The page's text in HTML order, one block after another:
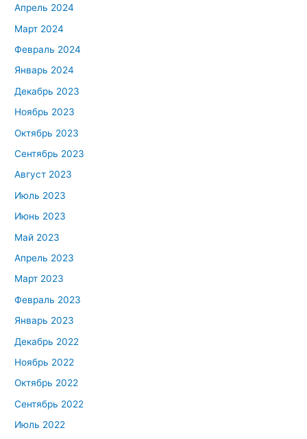
Апрель 2024
Март 2024
Февраль 2024
Январь 2024
Декабрь 2023
Ноябрь 2023
Октябрь 2023
Сентябрь 2023
Август 2023
Июль 2023
Июнь 2023
Май 2023
Апрель 2023
Март 2023
Февраль 2023
Январь 2023
Декабрь 2022
Ноябрь 2022
Октябрь 2022
Сентябрь 2022
Июль 2022